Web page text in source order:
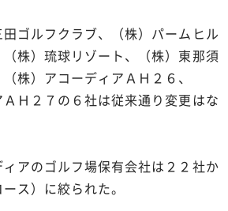
ゴルフクラブ、（株）パームヒル
株）琉球リゾート、（株）東那須
株）アコーディアＡＨ２６、
ＡＨ２７の６社は従来通り変更はな
アのゴルフ場保有会社は２２社か
ス）に絞られた。